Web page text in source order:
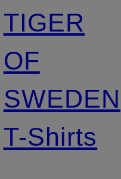
TIGER
OF
SWEDEN
T-Shirts